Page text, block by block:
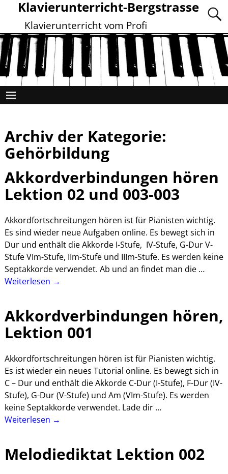
Klavierunterricht-Bergstrasse
Klavierunterricht vom Profi
Archiv der Kategorie:
Gehörbildung
Akkordverbindungen hören
Lektion 02 und 003-003
Akkordfortschreitungen hören ist für Pianisten wichtig.
Es sind wieder neue Aufgaben online. Es bewegt sich in
Dur und enthält die Akkorde I-Stufe, IV-Stufe, G-Dur V-
Stufe VIm-Stufe, IIm-Stufe und IIIm-Stufe. Es werden keine
Septakkorde verwendet. Ab und an findet man die …
Weiterlesen →
Akkordverbindungen hören,
Lektion 001
Akkordfortschreitungen hören ist für Pianisten wichtig.
Es ist wieder ein neues Tutorial online. Es bewegt sich in
C – Dur und enthält die Akkorde C-Dur (I-Stufe), F-Dur (IV-
Stufe), G-Dur (V-Stufe) und Am (VIm-Stufe). Es werden
keine Septakkorde verwendet. Lade dir …
Weiterlesen →
Melodiediktat Lektion 002